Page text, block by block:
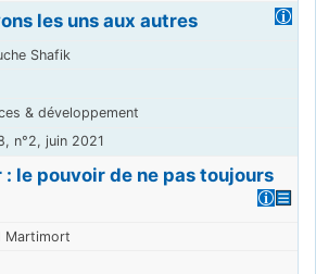
les uns aux autres
Shafik
& développement
n°2, juin 2021
le pouvoir de ne pas toujours
Martimort